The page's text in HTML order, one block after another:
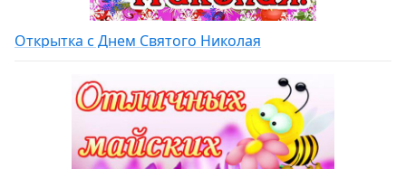
Открытка с Днем Святого Николая